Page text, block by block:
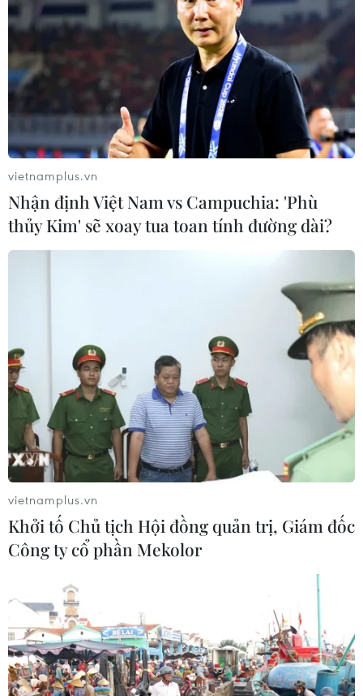
vietnamplus.vn
Nhận định Việt Nam vs Campuchia: 'Phù
thủy Kim' sẽ xoay tua toan tính đường dài?
vietnamplus.vn
Khởi tố Chủ tịch Hội đồng quản trị, Giám đốc
Công ty cổ phần Mekolor